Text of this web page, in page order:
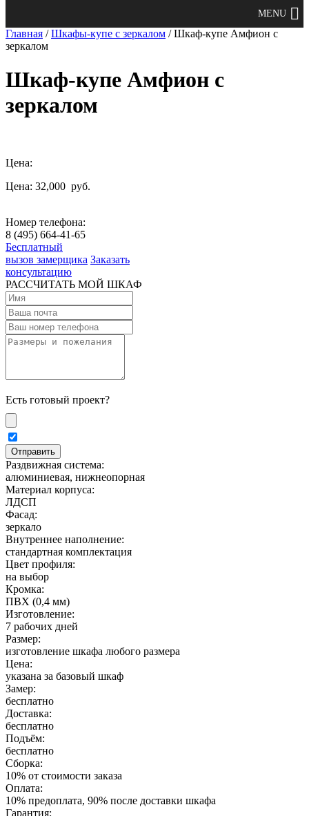
Главная /Шкафы-купе с зеркалом / Шкаф-купе Амфион с
зеркалом
Шкаф-купе Амфион с
зеркалом
Цена:
Цена: 32,000 руб.
Номер телефона:
8 (495) 664-41-65
Бесплатный
вызов замерщика Заказать
консультацию
РАССЧИТАТЬ МОЙ ШКАФ
Есть готовый проект?
Раздвижная система:
алюминиевая, нижнеопорная
Материал корпуса:
ЛДСП
Фасад:
зеркало
Внутреннее наполнение:
стандартная комплектация
Цвет профиля:
на выбор
Кромка:
ПВХ (0,4 мм)
Изготовление:
7 рабочих дней
Размер:
изготовление шкафа любого размера
Цена:
указана за базовый шкаф
Замер:
бесплатно
Доставка:
бесплатно
Подъём:
бесплатно
Сборка:
10% от стоимости заказа
Оплата:
10% предоплата, 90% после доставки шкафа
Гарантия: